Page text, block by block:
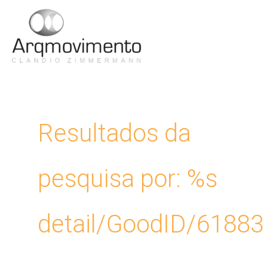
conteúdo
Resultados da
pesquisa por: %s
detail/GoodID/